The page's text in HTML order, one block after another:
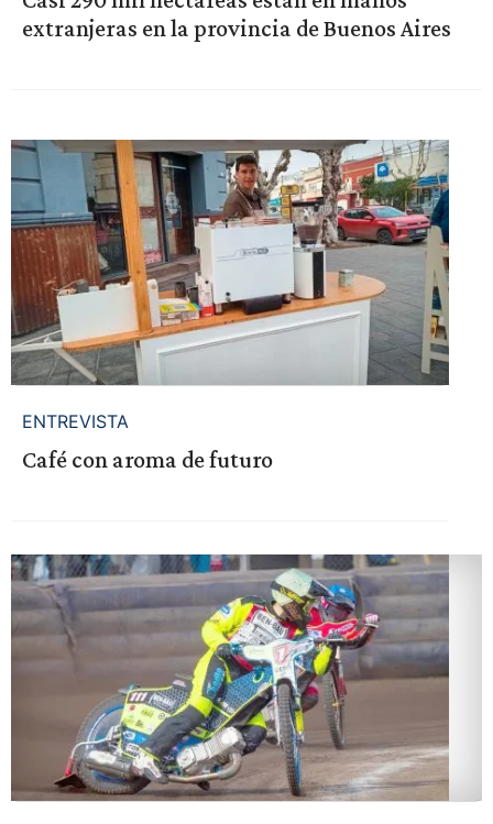
extranjeras en la provincia de Buenos Aires
ENTREVISTA
Café con aroma de futuro